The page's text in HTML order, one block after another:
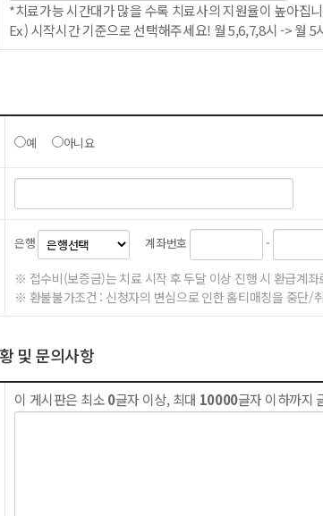
*치료가능 시간대가 많을 수록 치료사의 지원율이 높아집
Ex ) 시작시간 기준으로 선택해주세요! 월 5,6,7,8시 -> 월
예 아니요
은행 계좌번호 -
※ 접수비(보증금)는 치료 시작 후 두달 이상 진행 시 환급계좌
※ 환불불가조건 : 신청자의 변심으로 인한 홈티매칭을 중단/
및 문의사항
이 게시판은 최소0글자 이상, 최대 10000글자 이하까지